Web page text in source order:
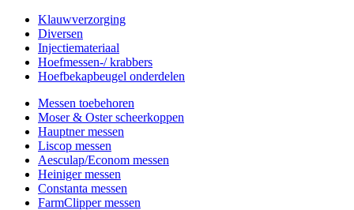
Klauwverzorging
Diversen
Injectiemateriaal
Hoefmessen-/ krabbers
Hoefbekapbeugel onderdelen
Messen toebehoren
Moser & Oster scheerkoppen
Hauptner messen
Liscop messen
Aesculap/Econom messen
Heiniger messen
Constanta messen
FarmClipper messen